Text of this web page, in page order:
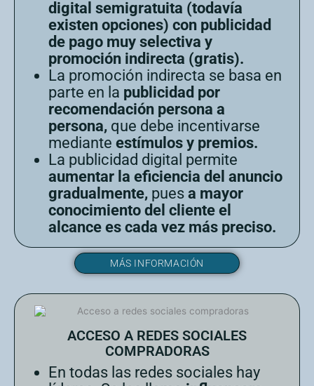
digital semigratuita (todavía
existen opciones) con publicidad
de pago muy selectiva y
promoción indirecta (gratis).
La promoción indirecta se basa en
parte en la publicidad por
recomendación persona a
persona, que debe incentivarse
mediante estímulos y premios.
La publicidad digital permite
aumentar la eficiencia del anuncio
gradualmente, pues a mayor
conocimiento del cliente el
alcance es cada vez más preciso.
MÁS INFORMACIÓN
ACCESO A REDES SOCIALES
COMPRADORAS
En todas las redes sociales hay